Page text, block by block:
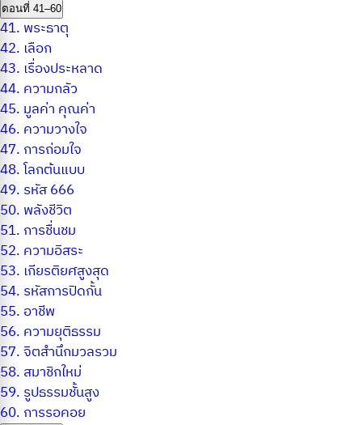
ตอนที่ 41–60
41. พระธาตุ
42. เลือก
43. เรื่องประหลาด
44. ความกลัว
45. มูลค่า คุณค่า
46. ความวางใจ
47. การถ่อมใจ
48.โลกต้นแบบ
49. รหัส 666
50. พลังชีวิต
51. การชื่นชม
52. ความอิสระ
53. เกียรติยศสูงสุด
54. รหัสการปิดกั้น
55. อาชีพ
56. ความยุติธรรม
57.จิตสำนึกมวลรวม
58. สมาชิกใหม่
59. รูปธรรมชั้นสูง
60. การรอคอย